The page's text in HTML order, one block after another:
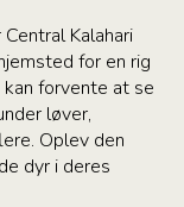
Kalahari
for en rig
forvente at se
løver,
Oplev den
dyr i deres